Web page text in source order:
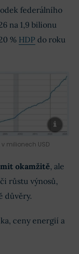
federálního
na 1,9 bilionu
% HDP do roku
milionech USD
okamžitě, ale
růstu výnosů,
důvěry.
ceny energií a